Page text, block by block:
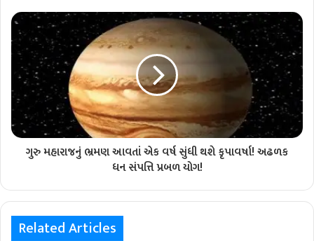
ગુરુ મહારાજનું ભ્રમણ આવતાં એક વર્ષ સુંધી થશે કૃપાવર્ષા! અઢળક
ધન સંપત્તિ પ્રબળ યોગ!
Related Articles